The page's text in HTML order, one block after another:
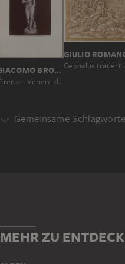
GIACOMO BROGI; ZUGESCHRIEBEN
Firenze: Venere de'Medici, celebre lavoro greco di Cleomene, Galleria Uffizi, No. 3150 bis
GIULIO
Cephalus trauert
Gemeinsame
MEHR ZU